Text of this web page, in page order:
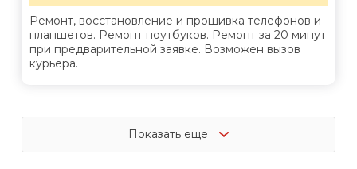
Ремонт, восстановление и прошивка телефонов и
планшетов. Ремонт ноутбуков. Ремонт за 20 минут
при предварительной заявке. Возможен вызов
курьера.
Показать еще